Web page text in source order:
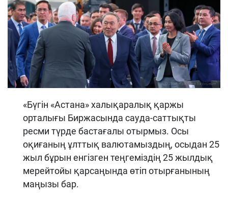
«Бүгін «Астана» халықаралық қаржы
орталығы Биржасында сауда-саттықты
ресми түрде бастағалы отырмыз. Осы
оқиғаның ұлттық валютамыздың, осыдан 25
жыл бұрын енгізген теңгеміздің 25 жылдық
мерейтойы қарсаңында өтіп отырғанының
маңызы бар.